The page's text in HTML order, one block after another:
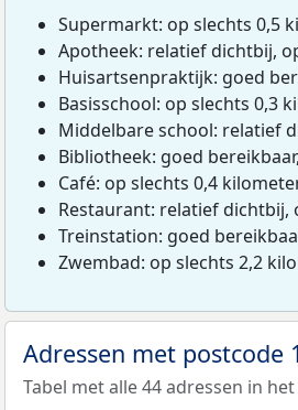
Supermarkt: op slechts 0,5
Apotheek: relatief dichtbij,
Huisartsenpraktijk: goed
Basisschool: op slechts 0,3
Middelbare school: relatief
Bibliotheek: goed
Café: op slechts 0,4
Restaurant: relatief dichtbij,
Treinstation: goed
Zwembad: op slechts 2,2
Adressen met postcode
Tabel met alle 44 adressen in